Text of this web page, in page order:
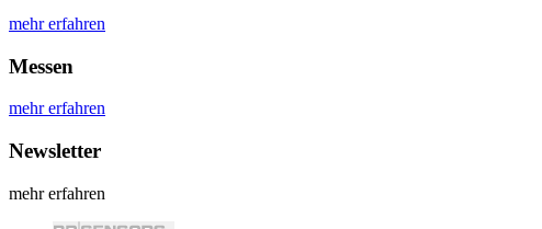
mehr erfahren
Messen
mehr erfahren
Newsletter
mehr erfahren